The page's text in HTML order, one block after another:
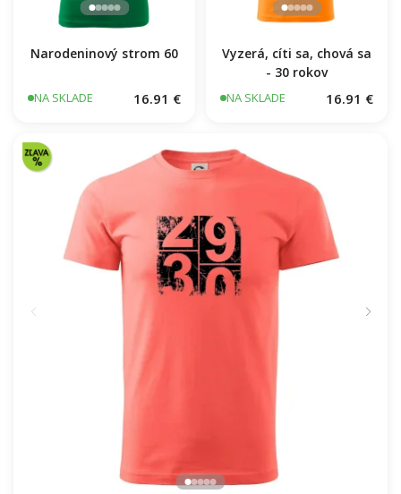
Narodeninový strom 60
NA SKLADE 16.91 €
Vyzerá, cíti sa, chová sa
- 30 rokov
NA SKLADE 16.91 €